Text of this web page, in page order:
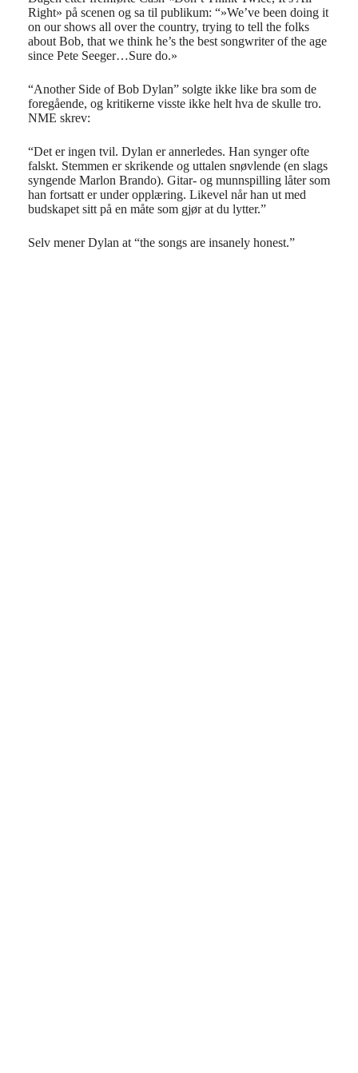
Right» på scenen og sa til publikum: “»We’ve been doing it
on our shows all over the country, trying to tell the folks
about Bob, that we think he’s the best songwriter of the age
since Pete Seeger…Sure do.»
“Another Side of Bob Dylan” solgte ikke like bra som de
foregående, og kritikerne visste ikke helt hva de skulle tro.
NME skrev:
“Det er ingen tvil. Dylan er annerledes. Han synger ofte
falskt. Stemmen er skrikende og uttalen snøvlende (en slags
syngende Marlon Brando). Gitar- og munnspilling låter som
han fortsatt er under opplæring. Likevel når han ut med
budskapet sitt på en måte som gjør at du lytter.”
Selv mener Dylan at “the songs are insanely honest.”